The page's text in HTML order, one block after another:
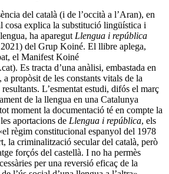
del català (i de l’occità a l’Aran), en
cosa explica la substitució lingüística i
ha aparegut Llengua i república
del Grup Koiné. El llibre aplega,
el Manifest Koiné
Es tracta d’una anàlisi, embastada en
propòsit de les constants vitals de la
L’esmentat estudi, difós el març
de la llengua en una Catalunya
moment la documentació té en compte la
aportacions de Llengua i república, els
règim constitucional espanyol del 1978
la criminalització secular del català, però
forçós del castellà. I no ha permès
per una reversió eficaç de la